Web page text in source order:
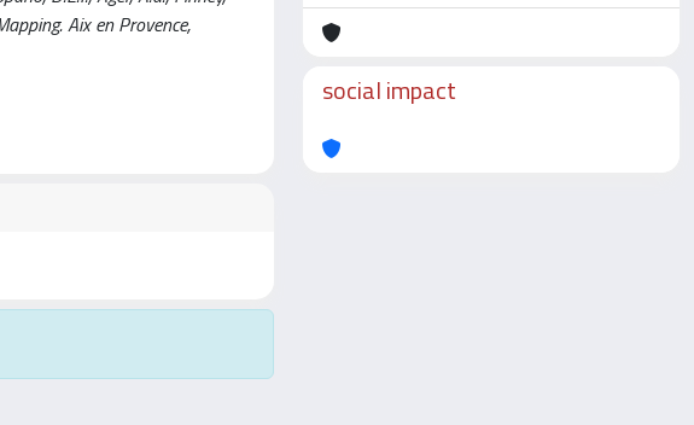
Aix en Provence,
social impact